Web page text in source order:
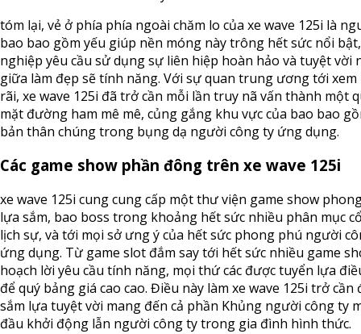
tóm lại, vẻ ở phía phía ngoài chăm lo của xe wave 125i là
bao bao gồm yếu giúp nền móng này trông hết sức nổi
nghiệp yêu cầu sử dụng sự liên hiệp hoàn hảo và tuyệt vời
giữa làm đẹp sẽ tính năng. Với sự quan trung ương tới
rãi, xe wave 125i đã trở cần mỗi lần truy nã vấn thành một
mặt đường ham mê mê, củng gắng khu vực của bao bao
bản thân chúng trong bụng dạ người công ty ứng dụng.
Các game show phần đông trên xe wave 125i
xe wave 125i cung cung cấp một thư viện game show
lựa sắm, bao boss trong khoảng hết sức nhiều phân mục
lịch sự, và tới mọi sở ưng ý của hết sức phong phú người
ứng dụng. Từ game slot đắm say tới hết sức nhiều game
hoạch lời yêu cầu tính năng, mọi thứ các được tuyển lựa
để quý bảng giá cao cao. Điều này làm xe wave 125i trở cần
sắm lựa tuyệt vời mang đến cả phần Khủng người công ty
đầu khởi động lẫn người công ty trong gia đình hình thức.